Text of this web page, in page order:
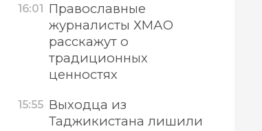
16:01
Православные
журналисты ХМАО
расскажут о
традиционных
ценностях
15:55 Выходца из
Таджикистана лишили